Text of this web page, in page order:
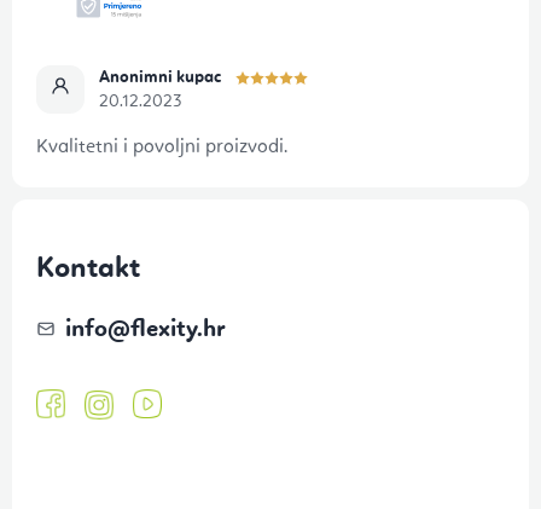
Anonimni kupac
20.12.2023
Kvalitetni i povoljni proizvodi.
Kontakt
info@flexity.hr